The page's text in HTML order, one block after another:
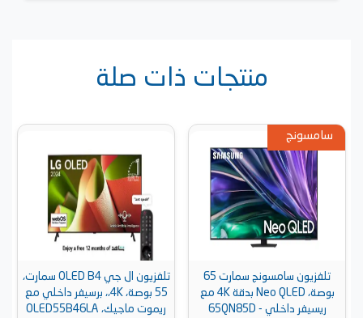
منتجات ذات صلة
سامسونج
تلفزيون سامسونج سمارت 65
بوصة، Neo QLED بدقة 4K مع
ريسيفر داخلي - 65QN85D
تلفزيون ال جي OLED B4 سمارت،
55 بوصة، 4K،، برسيفر داخلي مع
ريموت ماجيك، OLED55B46LA